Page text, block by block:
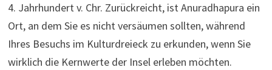
4. Jahrhundert v. Chr. Zurückreicht, ist Anuradhapura ein
Ort, an dem Sie es nicht versäumen sollten, während
Ihres Besuchs im Kulturdreieck zu erkunden, wenn Sie
wirklich die Kernwerte der Insel erleben möchten.